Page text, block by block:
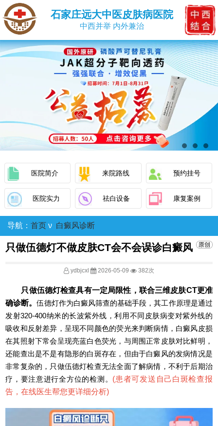
石家庄远大中医皮肤病医院
中西并举 内外兼治
医院简介 来院路线 预约挂号
医院实力 祛白设备 康复案例
导航： 首页 ν 白癜风诊断
只做伍德灯不做皮肤CT会不会误诊白癜风
ydbjcxl 2026-05-09 382次
只做伍德灯检查具有一定局限性，联合三维皮肤CT更准
确诊断。伍德灯作为白癜风筛查的基础手段，其工作原理是通过
发射320-400纳米的长波紫外线，利用不同皮肤病变对紫外线的
吸收和反射差异，呈现不同颜色的荧光来判断病情，白癜风皮损
在其照射下常会呈现亮蓝白色荧光，与周围正常皮肤对比鲜明，
还能查出是不是有隐形的白斑存在，但由于白癜风的发病情况是
非常复杂的，只做伍德灯检查无法全面了解病情，不利于后期治
疗，要注意进行全方位的检测。 (患者可发送自己白斑检查报
告，在线医生帮您更详细分析)